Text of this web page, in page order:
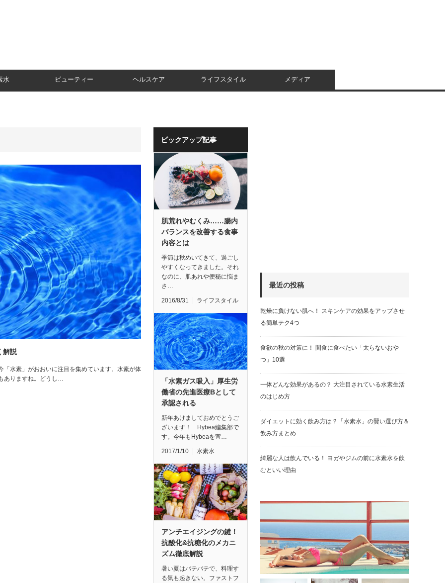
水 ビューティー ヘルスケア ライフスタイル メディア
解説
水素」がおおいに注目を集めています。水素が体
ありますね。どうし…
ピックアップ記事
肌荒れやむくみ……腸内
バランスを改善する食事
内容とは
季節は秋めいてきて、過ごし
やすくなってきました。それ
なのに、肌あれや便秘に悩ま
さ…
2016/8/31 ライフスタイル
「水素ガス吸入」厚生労
働省の先進医療Bとして
承認される
新年あけましておめでとうご
ざいます！ Hybea編集部で
す。今年もHybeaを宜…
2017/1/10 水素水
アンチエイジングの鍵！
抗酸化&抗糖化のメカニ
ズム徹底解説
暑い夏はバテバテで、料理す
る気も起きない。ファストフ
最近の投稿
乾燥に負けない肌へ！ スキンケアの効果をアップさせ
る簡単テク4つ
食欲の秋の対策に！ 間食に食べたい「太らないおや
つ」10選
一体どんな効果があるの？ 大注目されている水素生活
のはじめ方
ダイエットに効く飲み方は？「水素水」の賢い選び方＆
飲み方まとめ
綺麗な人は飲んでいる！ ヨガやジムの前に水素水を飲
むといい理由